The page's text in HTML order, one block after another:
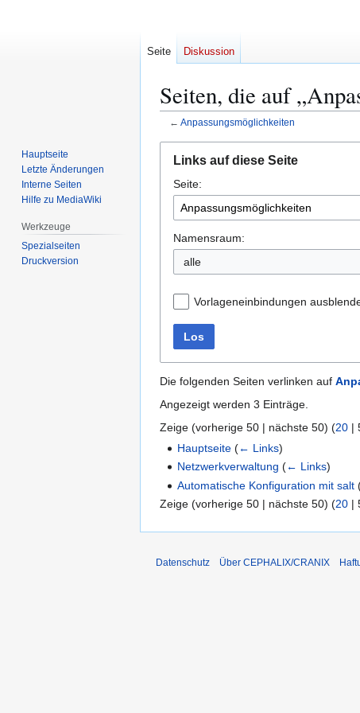
Seiten, die auf
← Anpassungsmöglichkeiten
Navigation
springen
Suche
springen
Links auf diese Seite
Seite:
Namensraum:
alle
Vorlageneinbindungen
Los
Die folgenden Seiten verlinken auf
Angezeigt werden 3 Einträge.
Zeige (vorherige 50 | nächste 50) (20 |
Hauptseite (← Links)
Netzwerkverwaltung (← Links)
Automatische Konfiguration mit salt
Zeige (vorherige 50 | nächste 50) (20 |
Seite Diskussion
Hauptseite
Letzte Änderungen
Interne Seiten
Hilfe zu MediaWiki
Werkzeuge
Spezialseiten
Druckversion
Datenschutz Über CEPHALIX/CRANIX